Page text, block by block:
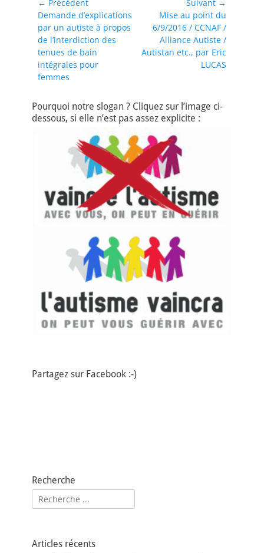
Navigation
de
l’article
← Précédent
Article
précédent :
Demande d’explications
par un autiste à propos
de l’interdiction des
tenues de bain
intégrales pour
femmes
Suivant →
suivant :
Mise au point du
6/9/2016 / CCNAF /
Alliance Autiste /
Autistan etc., par Eric
LUCAS
Pourquoi notre slogan ? Cliquez sur l’image ci-
dessous, si elle n’est pas assez explicite :
Partagez sur Facebook :-)
Recherche
Rechercher :
Articles récents